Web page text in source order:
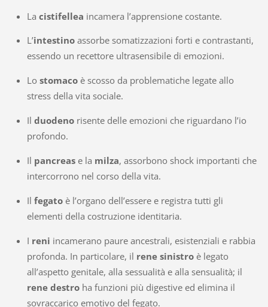
La cistifellea incamera l’apprensione costante.
L’intestinoassorbe somatizzazioni forti e contrastanti,
essendo un recettore ultrasensibile di emozioni.
Lo stomacoè scosso da problematiche legate allo
stress della vita sociale.
Il duodenorisente delle emozioni che riguardano l’io
profondo.
Il pancrease la milza, assorbono shock importanti che
intercorrono nel corso della vita.
Il fegatoè l’organo dell’essere e registra tutti gli
elementi della costruzione identitaria.
I reni incamerano paure ancestrali, esistenziali e rabbia
profonda. In particolare, il rene sinistroè legato
all’aspetto genitale, alla sessualità e alla sensualità; il
rene destroha funzioni più digestive ed elimina il
sovraccarico emotivo del fegato.